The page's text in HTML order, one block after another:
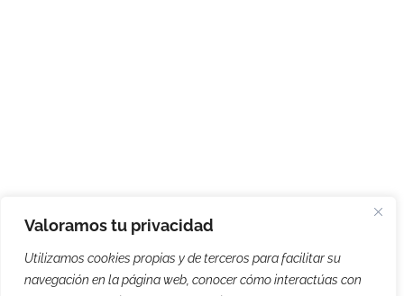
Valoramos tu privacidad
Utilizamos cookies propias y de terceros para facilitar su
navegación en la página web, conocer cómo interactúas con